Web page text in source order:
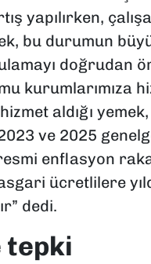
yapılırken,
bu durumun
doğrudan
kurumlarımıza
aldığı
ve 2025
enflasyon
ücretlilere
dedi.
tepki